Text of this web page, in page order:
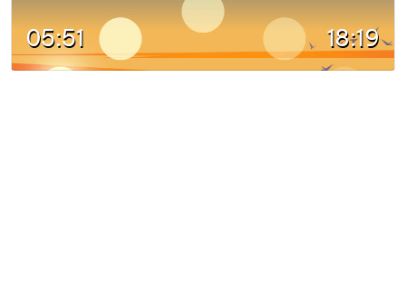
05:51 18:19